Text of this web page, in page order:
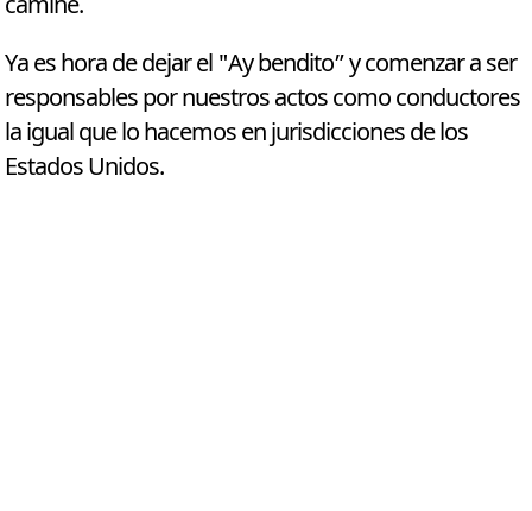
Ya es hora de dejar el "Ay bendito” y comenzar a ser
responsables por nuestros actos como conductores
la igual que lo hacemos en jurisdicciones de los
Estados Unidos.